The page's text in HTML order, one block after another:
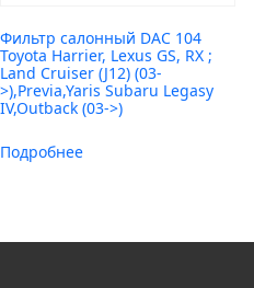
Фильтр салонный DAC 104
Toyota Harrier, Lexus GS, RX ;
Land Cruiser (J12) (03-
>),Previa,Yaris Subaru Legasy
IV,Outback (03->)
Подробнее